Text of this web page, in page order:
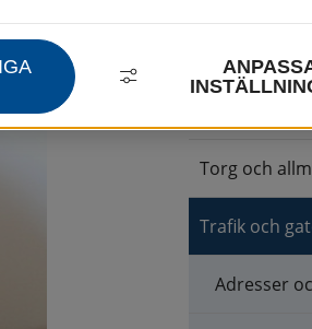
Torg och
Trafik och
Adresser